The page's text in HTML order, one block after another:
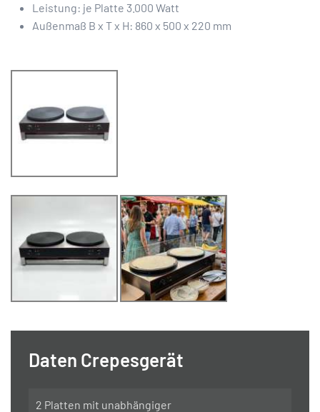
Leistung: je Platte 3.000 Watt
Außenmaß B x T x H: 860 x 500 x 220 mm
Daten Crepesgerät
2 Platten mit unabhängiger